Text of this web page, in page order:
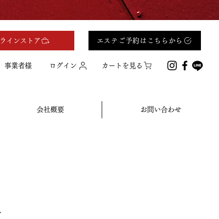
インストア エステご予約はこちらから
事業者様 ログイン カートを見る
会社概要 お問い合わせ